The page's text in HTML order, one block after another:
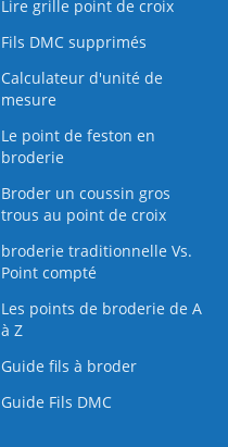
Lire grille point de croix
Fils DMC supprimés
Calculateur d'unité de
mesure
Le point de feston en
broderie
Broder un coussin gros
trous au point de croix
broderie traditionnelle Vs.
Point compté
Les points de broderie de A
à Z
Guide fils à broder
Guide Fils DMC